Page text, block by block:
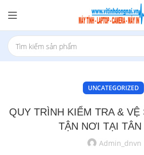
UNCATEGORIZED
QUY TRÌNH KIỂM TRA & VỆ
TẬN NƠI TẠI TÂN
Admin_dnvn